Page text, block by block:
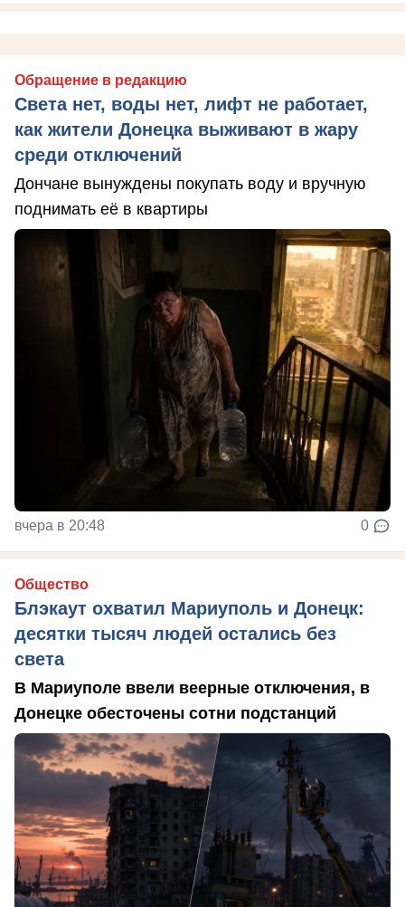
Обращение в редакцию
Света нет, воды нет, лифт не работает,
как жители Донецка выживают в жару
среди отключений
Дончане вынуждены покупать воду и вручную
поднимать её в квартиры
вчера в 20:48 0
Общество
Блэкаут охватил Мариуполь и Донецк:
десятки тысяч людей остались без
света
В Мариуполе ввели веерные отключения, в
Донецке обесточены сотни подстанций